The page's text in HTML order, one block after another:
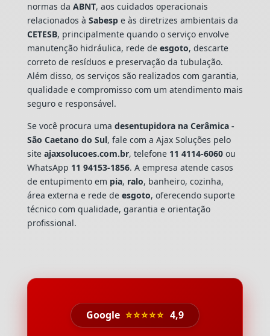
normas da ABNT, aos cuidados operacionais
relacionados à Sabespe às diretrizes ambientais da
CETESB, principalmente quando o serviço envolve
manutenção hidráulica, rede de esgoto, descarte
correto de resíduos e preservação da tubulação.
Além disso, os serviços são realizados com garantia,
qualidade e compromisso com um atendimento mais
seguro e responsável.
Se você procura uma desentupidora na Cerâmica -
São Caetano do Sul, fale com a Ajax Soluções pelo
site ajaxsolucoes.com.br, telefone 11 4114-6060ou
WhatsApp 11 94153-1856. A empresa atende casos
de entupimento em pia, ralo, banheiro, cozinha,
área externa e rede de esgoto, oferecendo suporte
técnico com qualidade, garantia e orientação
profissional.
Google ⭐⭐⭐⭐⭐ 4,9